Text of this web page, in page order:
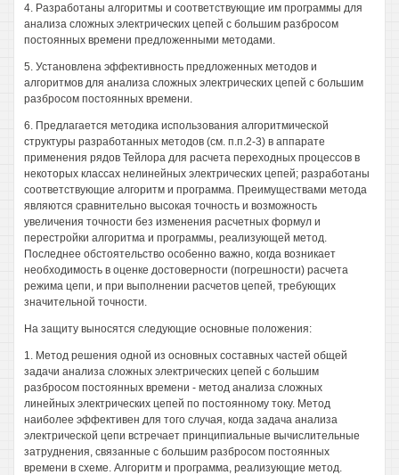
4. Разработаны алгоритмы и соответствующие им программы для
анализа сложных электрических цепей с большим разбросом
постоянных времени предложенными методами.
5. Установлена эффективность предложенных методов и
алгоритмов для анализа сложных электрических цепей с большим
разбросом постоянных времени.
6. Предлагается методика использования алгоритмической
структуры разработанных методов (см. п.п.2-3) в аппарате
применения рядов Тейлора для расчета переходных процессов в
некоторых классах нелинейных электрических цепей; разработаны
соответствующие алгоритм и программа. Преимуществами метода
являются сравнительно высокая точность и возможность
увеличения точности без изменения расчетных формул и
перестройки алгоритма и программы, реализующей метод.
Последнее обстоятельство особенно важно, когда возникает
необходимость в оценке достоверности (погрешности) расчета
режима цепи, и при выполнении расчетов цепей, требующих
значительной точности.
На защиту выносятся следующие основные положения:
1. Метод решения одной из основных составных частей общей
задачи анализа сложных электрических цепей с большим
разбросом постоянных времени - метод анализа сложных
линейных электрических цепей по постоянному току. Метод
наиболее эффективен для того случая, когда задача анализа
электрической цепи встречает принципиальные вычислительные
затруднения, связанные с большим разбросом постоянных
времени в схеме. Алгоритм и программа, реализующие метод.